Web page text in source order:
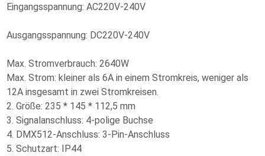
Eingangsspannung: AC220V-240V
Ausgangsspannung: DC220V-240V
Max. Stromverbrauch: 2640W
Max. Strom: kleiner als 6A in einem Stromkreis, weniger als
12A insgesamt in zwei Stromkreisen.
2. Größe: 235 * 145 * 112,5 mm
3. Signalanschluss: 4-polige Buchse
4. DMX512-Anschluss: 3-Pin-Anschluss
5. Schutzart: IP44